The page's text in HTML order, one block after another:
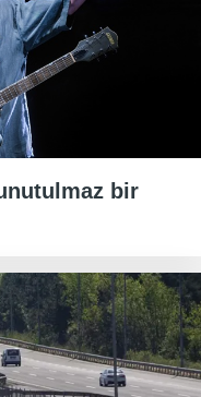
bir